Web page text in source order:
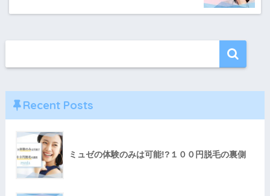
Recent Posts
ミュゼの体験のみは可能!?１００円脱毛の裏側